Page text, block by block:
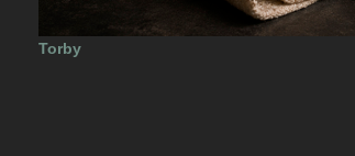
Torby